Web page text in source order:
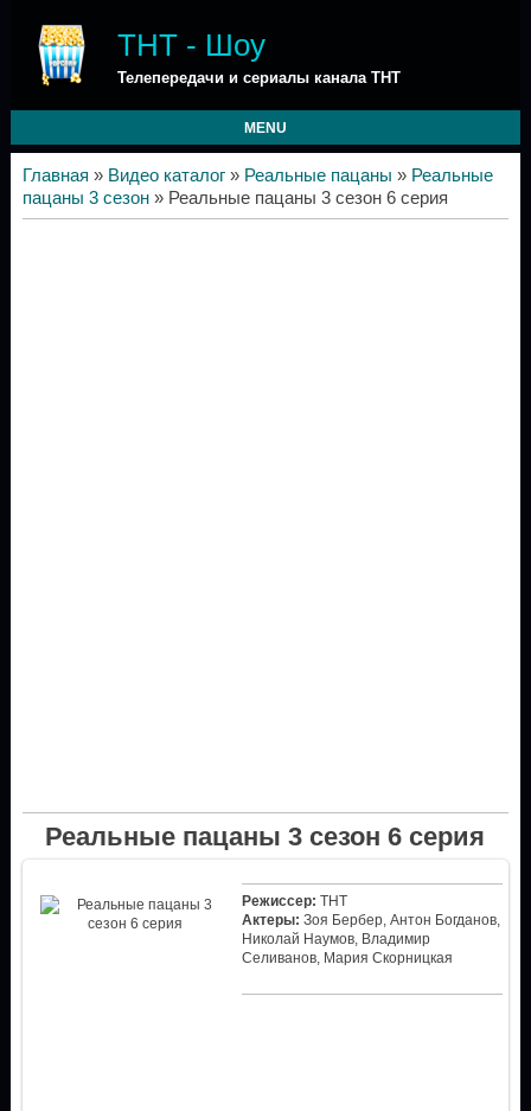
ТНТ - Шоу
Телепередачи и сериалы канала ТНТ
MENU
Главная » Видео каталог» Реальные пацаны » Реальные
пацаны 3 сезон» Реальные пацаны 3 сезон 6 серия
Реальные пацаны 3 сезон 6 серия
Режиссер: ТНТ
Актеры: Зоя Бербер, Антон Богданов,
Николай Наумов, Владимир
Селиванов, Мария Скорницкая